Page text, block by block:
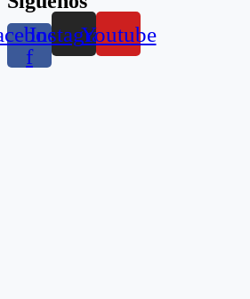
f
InstagramYoutube